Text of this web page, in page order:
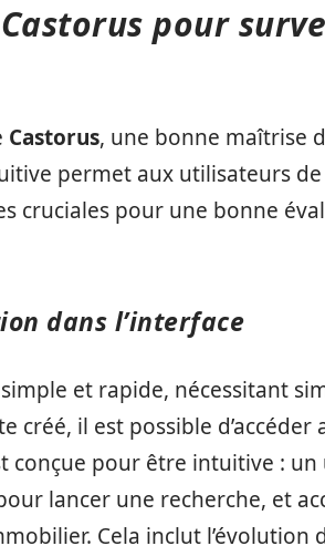
pour
Castorus, une bonne maîtrise
permet aux utilisateurs
cruciales pour une bonne
dans l’interface
et rapide, nécessitant
créé, il est possible d’accéder
conçue pour être intuitive :
lancer une recherche, et
Cela inclut l’évolution